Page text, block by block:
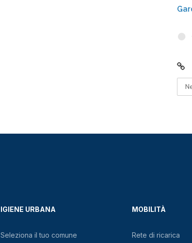
IGIENE URBANA
Seleziona il tuo comune
MOBILITÀ
Rete di ricarica